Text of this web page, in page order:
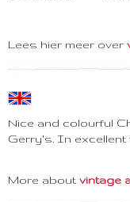
Lees hier meer over
Nice and colourful
Gerry's. In excellent
More about vintage